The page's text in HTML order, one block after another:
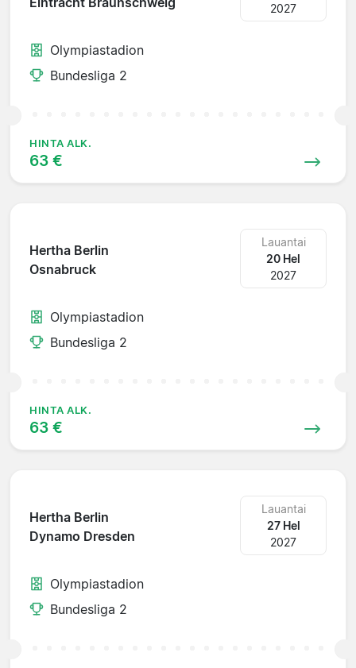
2027
Olympiastadion
Bundesliga 2
HINTA ALK.
63 €
Hertha Berlin
Osnabruck
Lauantai
20 Hel
2027
Olympiastadion
Bundesliga 2
HINTA ALK.
63 €
Hertha Berlin
Dynamo Dresden
Lauantai
27 Hel
2027
Olympiastadion
Bundesliga 2